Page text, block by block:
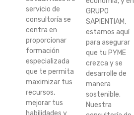
servicio de
consultoría se
centra en
proporcionar
formación
especializada
que te permita
maximizar tus
recursos,
mejorar tus
habilidades y
GRUPO
SAPIENTIAM,
estamos aquí
para asegurar
que tu PYME
crezca y se
desarrolle de
manera
sostenible.
Nuestra